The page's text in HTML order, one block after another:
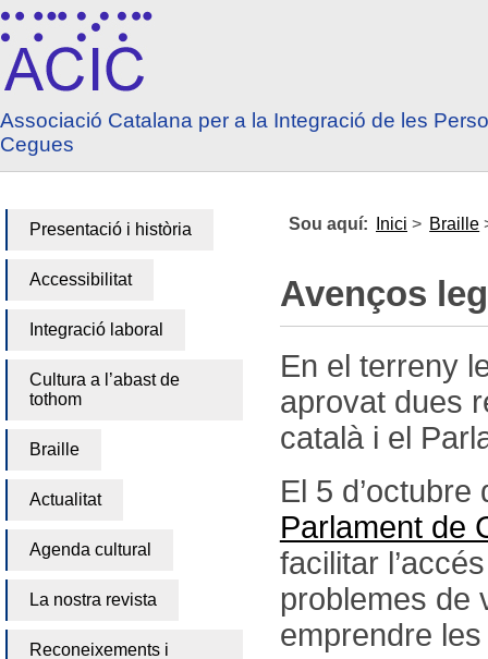
Anar a contingut
Anar a menú principal
Associació Catalana per a la Integració de les
Cegues
Presentació i història
Accessibilitat
Integració laboral
Cultura a l’abast de
tothom
Braille
Actualitat
Agenda cultural
La nostra revista
Reconeixements i
Sou aquí: Inici > Braille
Avenços
En el terreny
aprovat dues
català i el
El 5
Parlament de
facilitar
problemes de
emprendre